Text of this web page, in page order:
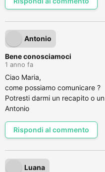
Antonio
Bene conosciamoci
1 anno fa
Ciao Maria,
come possiamo comunicare ?
Potresti darmi un recapito o
Antonio
Rispondi al commento
Luana